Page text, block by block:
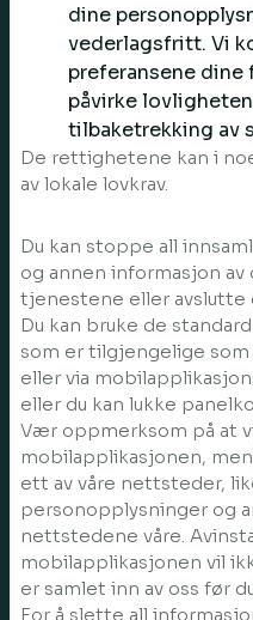
dine
vederlagsfritt. Vi
preferansene
påvirke
tilbaketrekking av
De rettighetene kan i
av lokale lovkrav.
Du kan stoppe all
og annen informasjon av
tjenestene eller avslutte
Du kan bruke de
som er tilgjengelige
eller via
eller du kan lukke
Vær oppmerksom på at
mobilapplikasjonen,
ett av våre nettsteder,
personopplysninger og
nettstedene våre.
mobilapplikasjonen vil
er samlet inn av oss før
For å slette all